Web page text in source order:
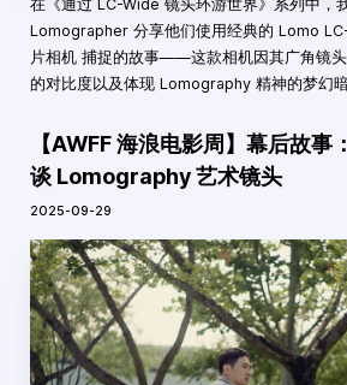
在《通过 LC-Wide 镜头环游世界》系列中，
Lomographer 分享他们使用经典的 Lomo
片相机 捕捉的故事——这款相机因其广角镜
的对比度以及体现 Lomography 精神的梦幻暗
【AWFF 海浪电影周】幕后故事
谈 Lomography 艺术镜头
2025-09-29